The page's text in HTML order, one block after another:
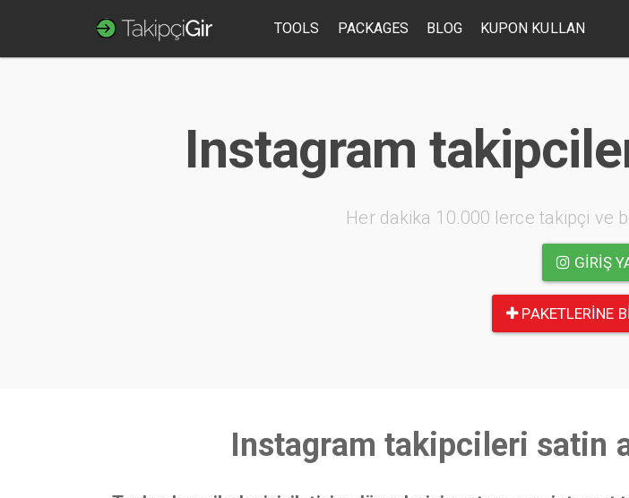
TOOLS PACKAGES BLOG KUPON KULLAN
Instagram
Her dakika 10.000 lerce takipçi ve
GIRIŞ
PAKETLERINE
Instagram takipcileri satin